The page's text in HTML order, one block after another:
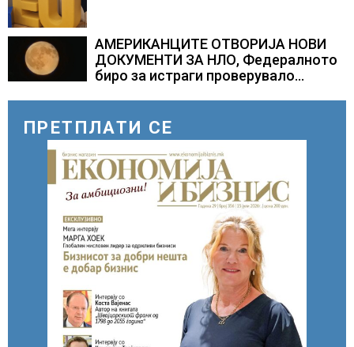
АМЕРИКАНЦИТЕ ОТВОРИЈА НОВИ
ДОКУМЕНТИ ЗА НЛО, Федералното
биро за истраги проверувало
ПРЕТПЛАТИ СЕ